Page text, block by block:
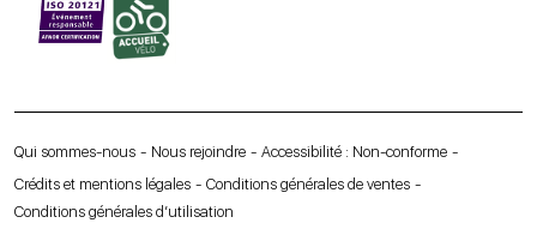
Qui sommes-nous Nous rejoindre
Accessibilité : Non-conforme
Crédits et mentions légales
Conditions générales de ventes
Conditions générales d’utilisation